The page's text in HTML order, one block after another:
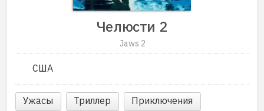
Челюсти 2
Jaws 2
США
Ужасы Триллер Приключения